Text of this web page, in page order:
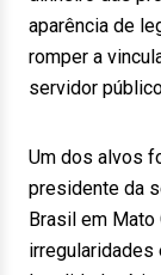
aparência de
romper a
servidor
Um dos alvos
presidente da
Brasil em Mato